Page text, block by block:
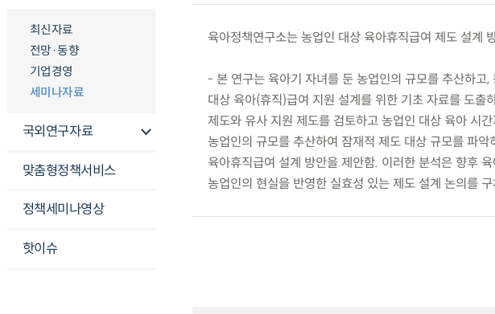
최신자료
전망·동향
기업경영
세미나자료
국외연구자료
맞춤형정책서비스
정책세미나영상
핫이슈
육아정책연구소는 농업인 대상 육아휴직급여 제도 설계
- 본 연구는 육아기 자녀를 둔 농업인의 규모를 추산하고
대상 육아(휴직)급여 지원 설계를 위한 기초 자료를 도
제도와 유사 지원 제도를 검토하고 농업인 대상 육아 시
농업인의 규모를 추산하여 잠재적 제도 대상 규모를 파
육아휴직급여 설계 방안을 제안함. 이러한 분석은 향후
농업인의 현실을 반영한 실효성 있는 제도 설계 논의를